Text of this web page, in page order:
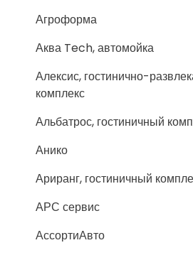
Агроформа
Аква Tech, автомойка
Алексис, гостинично-
комплекс
Альбатрос, гостиничный
Анико
Ариранг, гостиничный
АРС сервис
АссортиАвто